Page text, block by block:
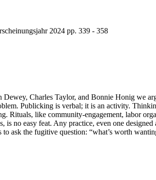
2024 pp. 339 - 358
Charles Taylor, and Bonnie Honig we
Publicking is verbal; it is an activity.
Rituals, like community-engagement, labor
no easy feat. Any practice, even one
ask the fugitive question: “what’s worth